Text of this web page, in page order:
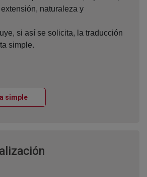
naturaleza y
si así se solicita, la traducción
simple.
simpleVentana nueva